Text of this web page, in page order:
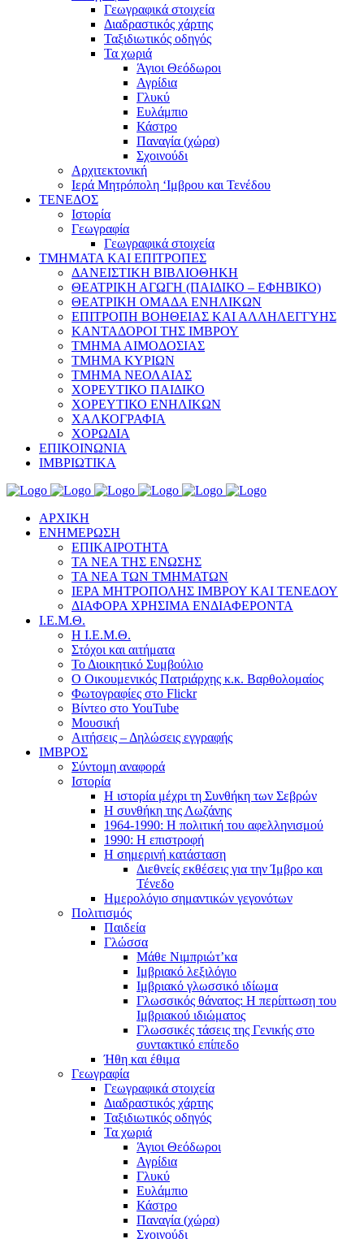
Γεωγραφικά στοιχεία
Διαδραστικός χάρτης
Ταξιδιωτικός οδηγός
Τα χωριά
Άγιοι Θεόδωροι
Αγρίδια
Γλυκύ
Ευλάμπιο
Κάστρο
Παναγία (χώρα)
Σχοινούδι
Αρχιτεκτονική
Ιερά Μητρόπολη ‘Ιμβρου και Τενέδου
ΤΕΝΕΔΟΣ
Ιστορία
Γεωγραφία
Γεωγραφικά στοιχεία
ΤΜΗΜΑΤΑ ΚΑΙ ΕΠΙΤΡΟΠΕΣ
ΔΑΝΕΙΣΤΙΚΗ ΒΙΒΛΙΟΘΗΚΗ
ΘΕΑΤΡΙΚΗ ΑΓΩΓΗ (ΠΑΙΔΙΚΟ – ΕΦΗΒΙΚΟ)
ΘΕΑΤΡΙΚΗ ΟΜΑΔΑ ΕΝΗΛΙΚΩΝ
ΕΠΙΤΡΟΠΗ ΒΟΗΘΕΙΑΣ ΚΑΙ ΑΛΛΗΛΕΓΓΥΗΣ
ΚΑΝΤΑΔΟΡΟΙ ΤΗΣ ΙΜΒΡΟΥ
ΤΜΗΜΑ ΑΙΜΟΔΟΣΙΑΣ
ΤΜΗΜΑ ΚΥΡΙΩΝ
ΤΜΗΜΑ ΝΕΟΛΑΙΑΣ
ΧΟΡΕΥΤΙΚΟ ΠΑΙΔΙΚΟ
ΧΟΡΕΥΤΙΚΟ ΕΝΗΛΙΚΩΝ
ΧΑΛΚΟΓΡΑΦΙΑ
ΧΟΡΩΔΙΑ
ΕΠΙΚΟΙΝΩΝΙΑ
ΙΜΒΡΙΩΤΙΚΑ
ΑΡΧΙΚΗ
ΕΝΗΜΕΡΩΣΗ
ΕΠΙΚΑΙΡΟΤΗΤΑ
ΤΑ ΝΕΑ ΤΗΣ ΕΝΩΣΗΣ
ΤΑ ΝΕΑ ΤΩΝ ΤΜΗΜΑΤΩΝ
ΙΕΡΑ ΜΗΤΡΟΠΟΛΗΣ ΙΜΒΡΟΥ ΚΑΙ ΤΕΝΕΔΟΥ
ΔΙΑΦΟΡΑ ΧΡΗΣΙΜΑ ΕΝΔΙΑΦΕΡΟΝΤΑ
Ι.Ε.Μ.Θ.
Η Ι.Ε.Μ.Θ.
Στόχοι και αιτήματα
Το Διοικητικό Συμβούλιο
Ο Οικουμενικός Πατριάρχης κ.κ. Βαρθολομαίος
Φωτογραφίες στο Flickr
Βίντεο στο YouTube
Μουσική
Αιτήσεις – Δηλώσεις εγγραφής
ΙΜΒΡΟΣ
Σύντομη αναφορά
Ιστορία
Η ιστορία μέχρι τη Συνθήκη των Σεβρών
Η συνθήκη της Λωζάνης
1964-1990: Η πολιτική του αφελληνισμού
1990: Η επιστροφή
Η σημερινή κατάσταση
Διεθνείς εκθέσεις για την Ίμβρο και
Τένεδο
Ημερολόγιο σημαντικών γεγονότων
Πολιτισμός
Παιδεία
Γλώσσα
Μάθε Νιμπριώτ’κα
Ιμβριακό λεξιλόγιο
Ιμβριακό γλωσσικό ιδίωμα
Γλωσσικός θάνατος: Η περίπτωση του
Ιμβριακού ιδιώματος
Γλωσσικές τάσεις της Γενικής στο
συντακτικό επίπεδο
Ήθη και έθιμα
Γεωγραφία
Γεωγραφικά στοιχεία
Διαδραστικός χάρτης
Ταξιδιωτικός οδηγός
Τα χωριά
Άγιοι Θεόδωροι
Αγρίδια
Γλυκύ
Ευλάμπιο
Κάστρο
Παναγία (χώρα)
Σχοινούδι